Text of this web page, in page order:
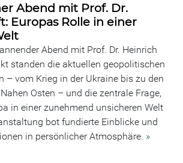
Abend mit Prof. Dr.
Europas Rolle in einer
Abend mit Prof. Dr. Heinrich
standen die aktuellen geopolitischen
– vom Krieg in der Ukraine bis zu den
Osten – und die zentrale Frage,
in einer zunehmend unsicheren Welt
bot fundierte Einblicke und
in persönlicher Atmosphäre. »